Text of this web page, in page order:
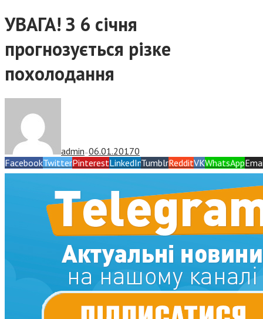
УВАГА! З 6 січня
прогнозується різке
похолодання
admin —06.01.20170
FacebookTwitterPinterestLinkedInTumblrRedditVKWhatsApp